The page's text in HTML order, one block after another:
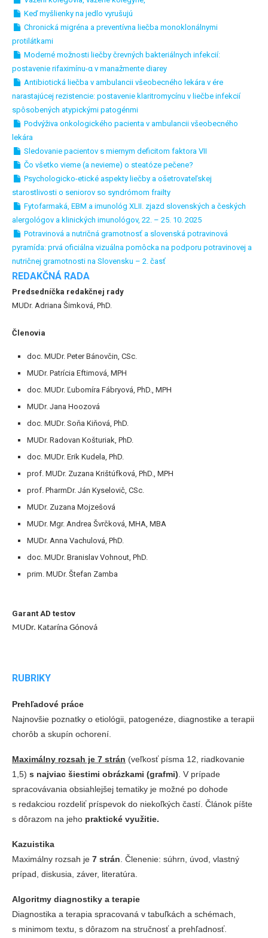
Keď myšlienky na jedlo vyrušujú
Chronická migréna a preventívna liečba monoklonálnymi
protilátkami
Moderné možnosti liečby črevných bakteriálnych infekcií:
postavenie rifaximínu-α v manažmente diarey
Antibiotická liečba v ambulancii všeobecného lekára v ére
narastajúcej rezistencie: postavenie klaritromycínu v liečbe infekcií
spôsobených atypickými patogénmi
Podvýživa onkologického pacienta v ambulancii všeobecného
lekára
Sledovanie pacientov s miernym deficitom faktora VII
Čo všetko vieme (a nevieme) o steatóze pečene?
Psychologicko-etické aspekty liečby a ošetrovateľskej
starostlivosti o seniorov so syndrómom frailty
Fytofarmaká, EBM a imunológ XLII. zjazd slovenských a českých
alergológov a klinických imunológov, 22. – 25. 10. 2025
Potravinová a nutričná gramotnosť a slovenská potravinová
pyramída: prvá oficiálna vizuálna pomôcka na podporu potravinovej a
nutričnej gramotnosti na Slovensku – 2. časť
REDAKČNÁ RADA
Predsedníčka redakčnej rady
MUDr. Adriana Šimková, PhD.
Členovia
doc. MUDr. Peter Bánovčin, CSc.
MUDr. Patrícia Eftimová, MPH
doc. MUDr. Ľubomíra Fábryová, PhD., MPH
MUDr. Jana Hoozová
doc. MUDr. Soňa Kiňová, PhD.
MUDr. Radovan Košturiak, PhD.
doc. MUDr. Erik Kudela, PhD.
prof. MUDr. Zuzana Krištúfková, PhD., MPH
prof. PharmDr. Ján Kyselovič, CSc.
MUDr. Zuzana Mojzešová
MUDr. Mgr. Andrea Švrčková, MHA, MBA
MUDr. Anna Vachulová, PhD.
doc. MUDr. Branislav Vohnout, PhD.
prim. MUDr. Štefan Zamba
Garant AD testov
MUDr. Katarína Gónová
RUBRIKY
Prehľadové práce
Najnovšie poznatky o etiológii, patogenéze, diagnostike a terapii
chorôb a skupín ochorení.
Maximálny rozsah je 7 strán (veľkosť písma 12, riadkovanie
1,5) s najviac šiestimi obrázkami (grafmi) . V prípade
spracovávania obsiahlejšej tematiky je možné po dohode
s redakciou rozdeliť príspevok do niekoľkých častí. Článok píšte
s dôrazom na jeho praktické využitie.
Kazuistika
Maximálny rozsah je 7 strán . Členenie: súhrn, úvod, vlastný
prípad, diskusia, záver, literatúra.
Algoritmy diagnostiky a terapie
Diagnostika a terapia spracovaná v tabuľkách a schémach,
s minimom textu, s dôrazom na stručnosť a prehľadnosť.